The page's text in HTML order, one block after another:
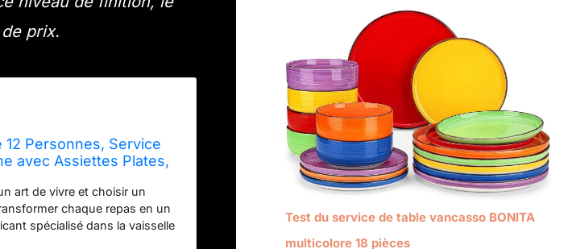
prix.
12 Personnes, Service
avec Assiettes Plates,
art de vivre et choisir un
chaque repas en un
spécialisé dans la vaisselle
Test du service de table vancasso BONITA
multicolore 18 pièces